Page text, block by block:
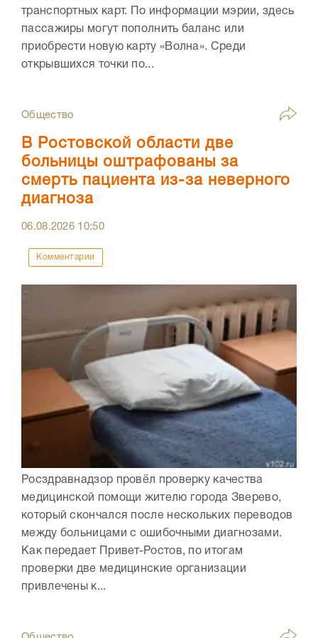
транспортных карт. По информации мэрии, здесь
пассажиры могут пополнить баланс или
приобрести новую карту «Волна». Среди
открывшихся точки по...
Общество
В Ростовской области две
больницы оштрафованы за
смерть пациента из-за неверного
диагноза
06.08.2026 10:50
Комментарии
Росздравнадзор провёл проверку качества
медицинской помощи жителю города Зверево,
который скончался после нескольких переводов
между больницами с ошибочными диагнозами.
Как передает Привет-Ростов, по итогам
проверки две медицинские организации
привлечены к...